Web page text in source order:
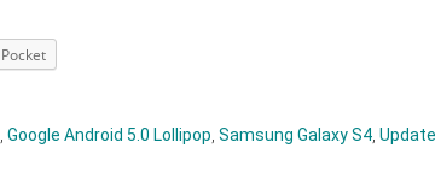
Pocket
Google Android 5.0 Lollipop Samsung Galaxy S4 Update